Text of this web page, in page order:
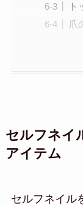
爪
セルフネイ
アイテム
セルフネイル